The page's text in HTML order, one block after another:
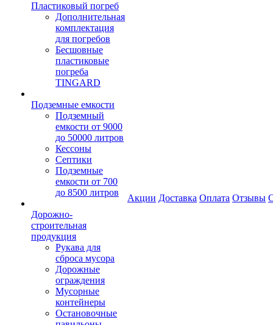
Пластиковый погреб
Дополнительная
комплектация
для погребов
Бесшовные
пластиковые
погреба
TINGARD
Подземные емкости
Подземный
емкости от 9000
до 50000 литров
Кессоны
Септики
Подземные
емкости от 700
до 8500 литров
Дорожно-
строительная
продукция
Рукава для
сброса мусора
Дорожные
ограждения
Мусорные
контейнеры
Остановочные
Акции Доставка Оплата Отзывы